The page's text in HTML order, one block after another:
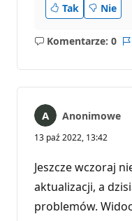
Tak
Nie
Komentarze: 0
Brak
Anonimowe
13 paź 2022, 13:42
Jeszcze wczoraj
aktualizacji, a
problemów.